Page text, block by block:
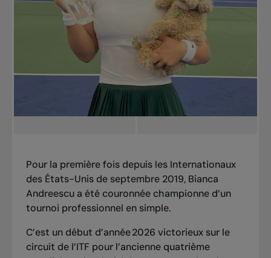
Pour la première fois depuis les Internationaux
des États-Unis de septembre 2019, Bianca
Andreescu a été couronnée championne d’un
tournoi professionnel en simple.
C’est un début d’année 2026 victorieux sur le
circuit de l’ITF pour l’ancienne quatrième